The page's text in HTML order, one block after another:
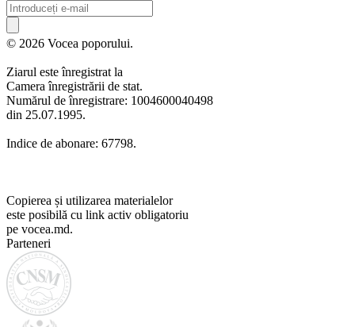
© 2026 Vocea poporului.
Ziarul este înregistrat la
Camera înregistrării de stat.
Numărul de înregistrare: 1004600040498
din 25.07.1995.
Indice de abonare: 67798.
Copierea și utilizarea materialelor
este posibilă cu link activ obligatoriu
pe vocea.md.
Parteneri